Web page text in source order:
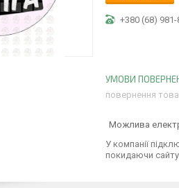
+380 (68) 981-
повернення
У компанії
покидаючи сайту.